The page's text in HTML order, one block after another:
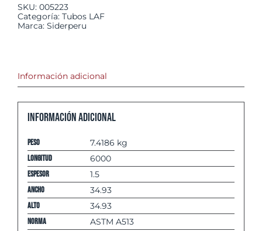
SKU: 005223
Categoría: Tubos LAF
Marca: Siderperu
Información adicional
Información adicional
Peso 7.4186 kg
Longitud 6000
espesor 1.5
Ancho 34.93
Alto 34.93
Norma ASTM A513